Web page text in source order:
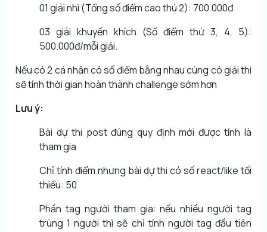
01 giải nhì (Tổng số điểm cao thú 2): 700.000đ
03 giải khuyến khích (Số điểm thứ 3, 4, 5):
500.000đ/mỗi giải.
Nếu có 2 cá nhân có số điểm bằng nhau cùng có giải thì
sẽ tính thời gian hoàn thành challenge sớm hơn
Lưu ý:
Bài dự thi post đúng quy định mới được tính là
tham gia
Chỉ tính điểm nhưng bài dự thi có số react/like tối
thiểu: 50
Phần tag người tham gia: nếu nhiều người tag
trùng 1 người thì sẽ chỉ tính người tag đầu tiên